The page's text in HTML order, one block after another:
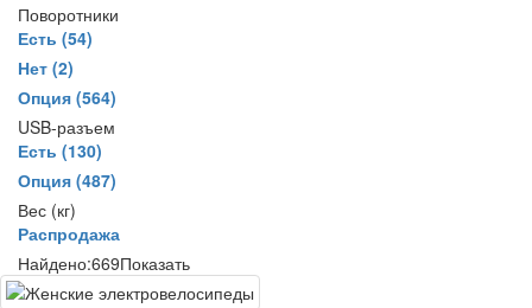
Поворотники
Есть (54)
Нет (2)
Опция (564)
USB-разъем
Есть (130)
Опция (487)
Вес (кг)
Распродажа
Найдено:669Показать